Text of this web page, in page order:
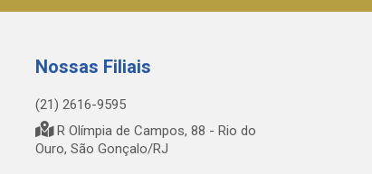
Nossas Filiais
(21) 2616-9595
R Olímpia de Campos, 88 - Rio do
Ouro, São Gonçalo/RJ